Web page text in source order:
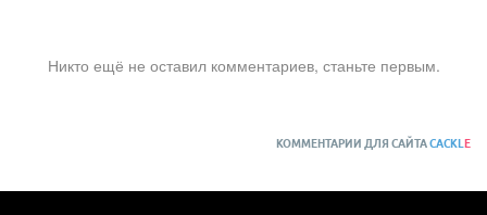
Никто ещё не оставил комментариев, станьте первым.
КОММЕНТАРИИ ДЛЯ САЙТАCACKL E